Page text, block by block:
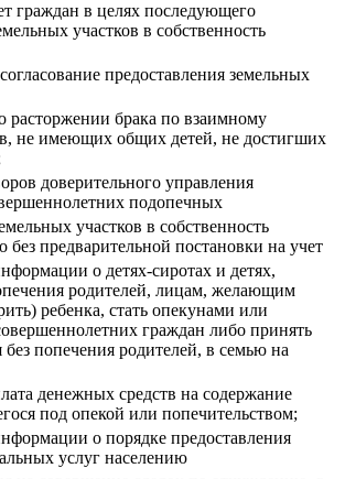
граждан в целях последующего
участков в собственность
предоставления земельных
расторжении брака по взаимному
не имеющих общих детей, не достигших
доверительного управления
подопечных
участков в собственность
без предварительной постановки на учет
о детях-сиротах и детях,
родителей, лицам, желающим
ребенка, стать опекунами или
граждан либо принять
без попечения родителей, в семью на
денежных средств на содержание
под опекой или попечительством;
о порядке предоставления
услуг населению